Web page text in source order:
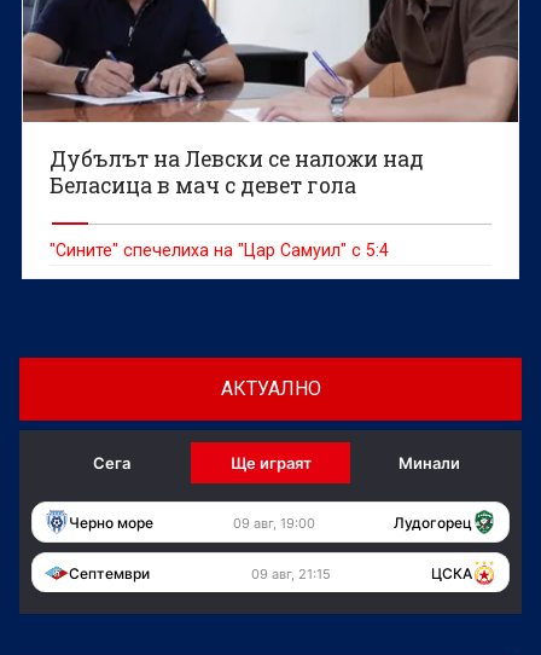
Дубълът на Левски се наложи над
Беласица в мач с девет гола
"Сините" спечелиха на "Цар Самуил" с 5:4
АКТУАЛНО
Сега Ще играят Минали
Черно море 09 авг, 19:00 Лудогорец
Септември 09 авг, 21:15 ЦСКА